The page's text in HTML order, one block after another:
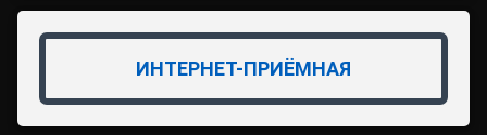
ИНТЕРНЕТ-ПРИЁМНАЯ